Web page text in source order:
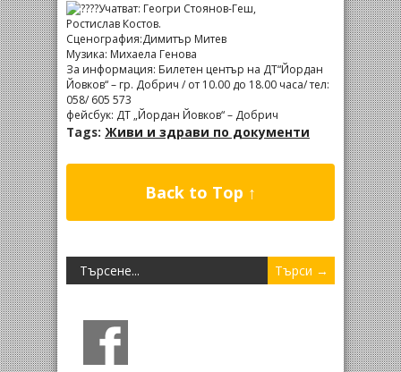
Учатват: Геогри Стоянов-Геш,
Ростислав Костов.
Сценография:Димитър Митев
Музика: Михаела Генова
За информация: Билетен център на ДТ“Йордан
Йовков“ – гр. Добрич / от 10.00 до 18.00 часа/ тел:
058/ 605 573
фейсбук: ДТ „Йордан Йовков“ – Добрич
Tags: Живи и здрави по документи
Back to Top ↑